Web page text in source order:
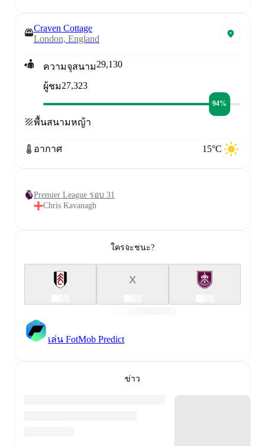
Craven Cottage
London, England
ความจุสนาม29,130
ผู้ชม27,323
94%
พื้นสนามหญ้า
อากาศ 15°C
Premier League รอบ 31
Chris Kavanagh
ใครจะชนะ?
X
เล่น FotMob Predict
ข่าว